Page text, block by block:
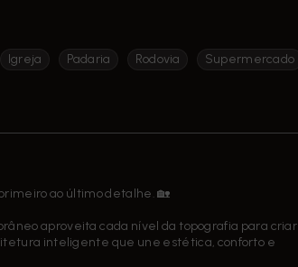
Igreja Padaria Rodovia
Supermercado
ao último detalhe. 🏡
aproveita cada nível da topografia para criar
inteligente que une estética, conforto e